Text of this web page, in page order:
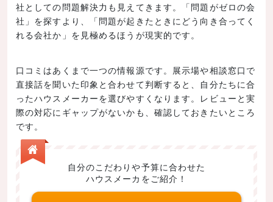
社としての問題解決力も見えてきます。「問題がゼロの会
社」を探すより、「問題が起きたときにどう向き合ってく
れる会社か」を見極めるほうが現実的です。
口コミはあくまで一つの情報源です。展示場や相談窓口で
直接話を聞いた印象と合わせて判断すると、自分たちに合
ったハウスメーカーを選びやすくなります。レビューと実
際の対応にギャップがないかも、確認しておきたいところ
です。
自分のこだわりや予算に合わせた
ハウスメーカをご紹介！